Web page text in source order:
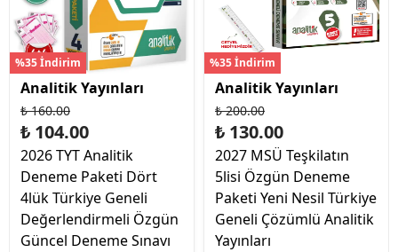
%35 İndirim
Analitik Yayınları
₺ 160.00
₺ 104.00
2026 TYT Analitik
Deneme Paketi Dört
4lük Türkiye Geneli
Değerlendirmeli Özgün
Güncel Deneme Sınavı
%35 İndirim
Analitik Yayınları
₺ 200.00
₺ 130.00
2027 MSÜ Teşkilatın
5lisi Özgün Deneme
Paketi Yeni Nesil Türkiye
Geneli Çözümlü Analitik
Yayınları